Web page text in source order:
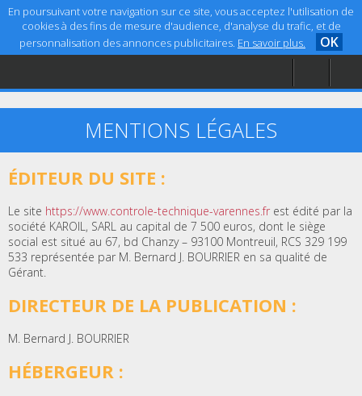
En poursuivant votre navigation sur ce site, vous acceptez l'utilisation de
cookies à des fins de mesure d'audience, d'analyse du trafic, et de
personnalisation des annonces publicitaires. En savoir plus. OK
Accueil
Aide
MENTIONS LÉGALES
ÉDITEUR DU SITE :
Le site https://www.controle-technique-varennes.fr est édité par la
société KAROIL, SARL au capital de 7 500 euros, dont le siège
social est situé au 67, bd Chanzy – 93100 Montreuil, RCS 329 199
533 représentée par M. Bernard J. BOURRIER en sa qualité de
Gérant.
DIRECTEUR DE LA PUBLICATION :
M. Bernard J. BOURRIER
HÉBERGEUR :